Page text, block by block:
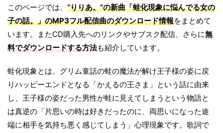
このページでは、 “りりあ。”の新曲「蛙化現象に悩んでる女の
子の話。」のMP3フル配信曲のダウンロード情報をまとめて
います。またCD購入先へのリンクやサブスク配信、さらに無
料でダウンロードする方法も紹介しています。
蛙化現象とは、グリム童話の蛙の魔法が解け王子様の姿に戻
りハッピーエンドとなる「かえるの王さま」という話に由来
し、王子様の姿だった男性が蛙に見えてしまうという物語と
は真逆の「片思いの時は好きだったのに、両思いになった途
端に相手を気持ち悪く感じてしまう」心理現象です。歌詞で